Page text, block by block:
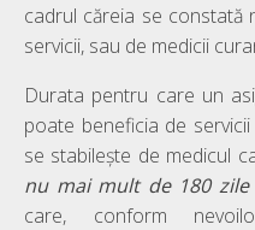
cadrul căreia se constată
servicii, sau de medicii
Durata pentru care un
poate beneficia de
se stabileşte de medicul
nu mai mult de 180
care, conform